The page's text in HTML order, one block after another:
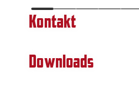
Kontakt
Downloads